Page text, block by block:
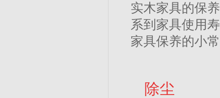
实木家具的保
系到家具使用
家具保养的小
除尘